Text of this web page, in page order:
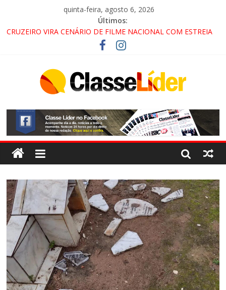
quinta-feira, agosto 6, 2026
Últimos:
CRUZEIRO VIRA CENÁRIO DE FILME NACIONAL COM ESTREIA
PROMOTOR DO GAECO
ACESSO À APARECIDA NA DUTRA SERÁ BLOQUEADO NO FIM
ALTERNATIVAS
LORENA, PINDAMONHANGABA E QUELUZ NA RETA FINAL
PELA FÁBRICA DA COCA-COLA!